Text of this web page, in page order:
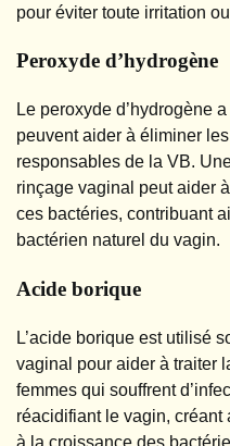
pour éviter toute irritation
Peroxyde d’hydrogène
Le peroxyde d’hydrogène
peuvent aider à éliminer
responsables de la VB.
rinçage vaginal peut aider
ces bactéries, contribuant
bactérien naturel du vagin.
Acide borique
L’acide borique est utilisé
vaginal pour aider à traiter
femmes qui souffrent
réacidifiant le vagin,
à la croissance des